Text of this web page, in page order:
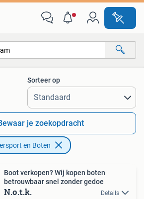
Alle afstanden…
Sorteer op
je zoekopdracht
en Boten
Boot verkopen? Wij kopen boten
betrouwbaar snel zonder gedoe
N.o.t.k. Details